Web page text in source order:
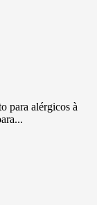
para alérgicos à